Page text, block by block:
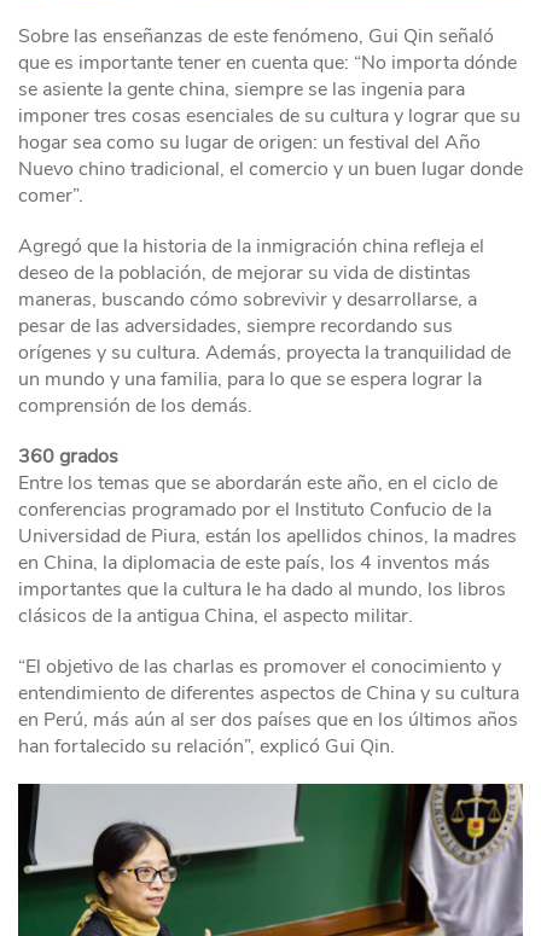
Sobre las enseñanzas de este fenómeno, Gui Qin señaló
que es importante tener en cuenta que: “No importa dónde
se asiente la gente china, siempre se las ingenia para
imponer tres cosas esenciales de su cultura y lograr que su
hogar sea como su lugar de origen: un festival del Año
Nuevo chino tradicional, el comercio y un buen lugar donde
comer”.
Agregó que la historia de la inmigración china refleja el
deseo de la población, de mejorar su vida de distintas
maneras, buscando cómo sobrevivir y desarrollarse, a
pesar de las adversidades, siempre recordando sus
orígenes y su cultura. Además, proyecta la tranquilidad de
un mundo y una familia, para lo que se espera lograr la
comprensión de los demás.
360 grados
Entre los temas que se abordarán este año, en el ciclo de
conferencias programado por el Instituto Confucio de la
Universidad de Piura, están los apellidos chinos, la madres
en China, la diplomacia de este país, los 4 inventos más
importantes que la cultura le ha dado al mundo, los libros
clásicos de la antigua China, el aspecto militar.
“El objetivo de las charlas es promover el conocimiento y
entendimiento de diferentes aspectos de China y su cultura
en Perú, más aún al ser dos países que en los últimos años
han fortalecido su relación”, explicó Gui Qin.